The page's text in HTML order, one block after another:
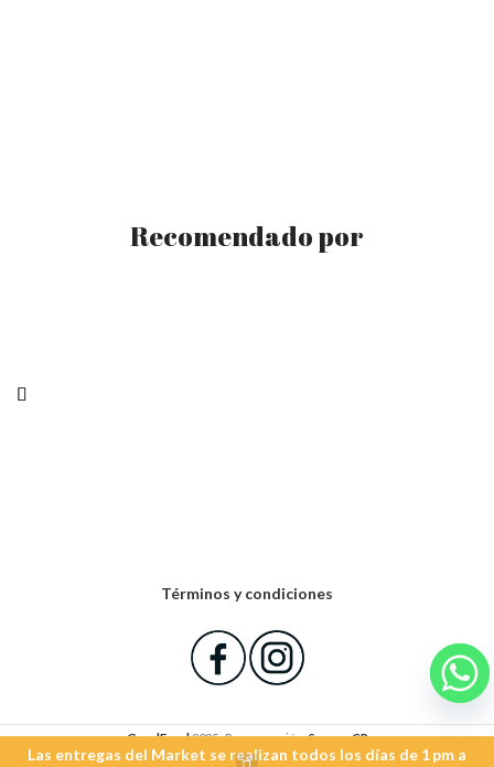
Las entregas del Market se realizan todos los días de 1 pm a
Recomendado por
Términos y condiciones
GoodFood2025- Programación:SynappCR